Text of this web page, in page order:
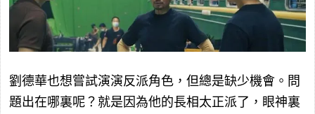
劉德華也想嘗試演演反派角色，但總是缺少機會。問
題出在哪裏呢？就是因為他的長相太正派了，眼神裏